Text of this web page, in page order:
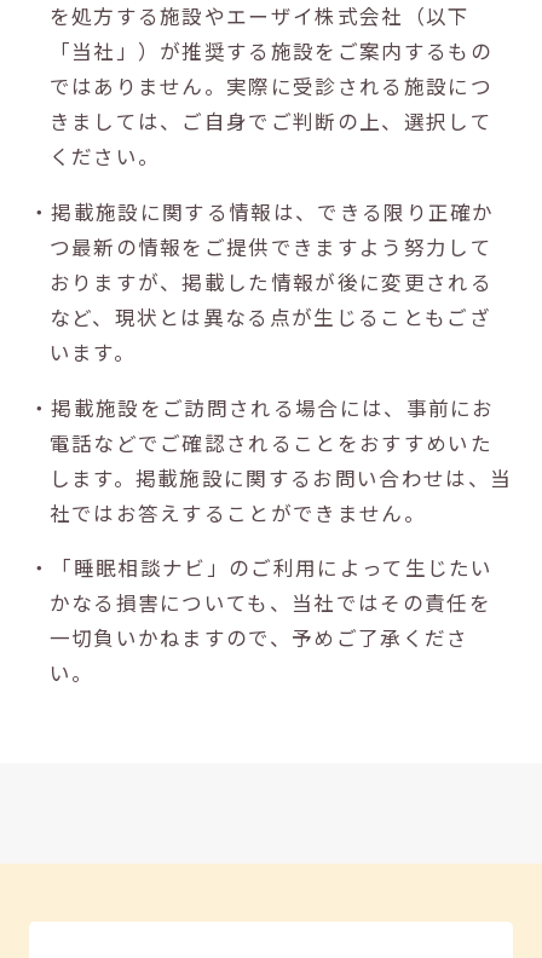
を処方する施設やエーザイ株式会社（以下
「当社」）が推奨する施設をご案内するもの
ではありません。実際に受診される施設につ
きましては、ご自身でご判断の上、選択して
ください。
・掲載施設に関する情報は、できる限り正確か
つ最新の情報をご提供できますよう努力して
おりますが、掲載した情報が後に変更される
など、現状とは異なる点が生じることもござ
います。
・掲載施設をご訪問される場合には、事前にお
電話などでご確認されることをおすすめいた
します。掲載施設に関するお問い合わせは、当
社ではお答えすることができません。
・「睡眠相談ナビ」のご利用によって生じたい
かなる損害についても、当社ではその責任を
一切負いかねますので、予めご了承くださ
い。